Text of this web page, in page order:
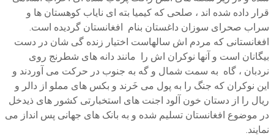
قرار داده شده اند ، صلحی که کیمیا بته ای نایاب کوهستان ها و
سراب صحرای سوزان داغستان بنام افغانستان گردیده است.
افغانستانی که مردم اش سالهاست اختیار زنده گی شان در دست
بیگانان است و آنها نوکران اش را مانند دانه های شطرنج روی
نردبان ، گاه به سمت شمال و گه به جنوب در حرکت می آوردند و
این نوکران که جنگ را به پول می خَرند و بکس های مملو از دالر و
ریال را از دستان خون آلود اجنت های استخبارتی کشور های ذیدخل
در موضوع افغانستان تسلیم شده و به بانک های جهانی پس انداز می
نمایند.